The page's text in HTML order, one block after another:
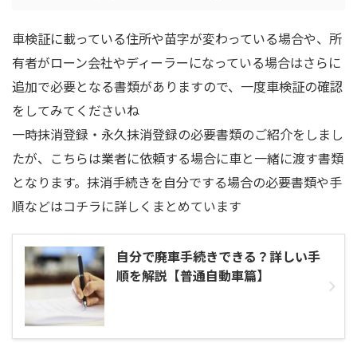
車検証に載っている住所や苗字が変わっている場合や、所
有者がローン会社やディーラーになっている場合はさらに
追加で必要となる書類がありますので、一度車検証の確認
をしてみてくださいね
一時抹消登録・永久抹消登録の必要書類のご紹介をしまし
たが、こちらは業者に依頼する場合に車と一緒に渡す書類
となります。抹消手続きを自分でする場合の必要書類や手
順などはコチラに詳しくまとめています
自分で廃車手続きできる？詳しい手
順を解説【普通自動車篇】